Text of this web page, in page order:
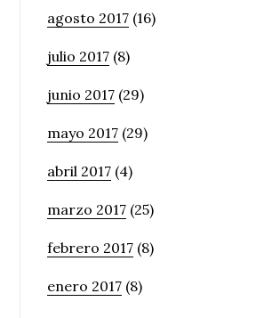
agosto 2017 (16)
julio 2017 (8)
junio 2017 (29)
mayo 2017 (29)
abril 2017 (4)
marzo 2017 (25)
febrero 2017 (8)
enero 2017 (8)